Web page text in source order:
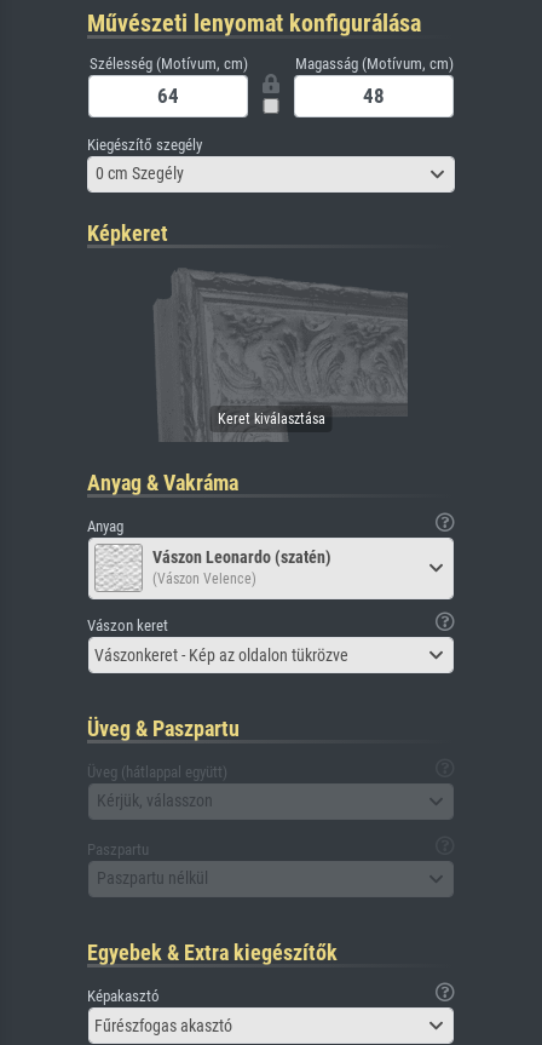
Művészeti lenyomat konfigurálása
Szélesség (Motívum, cm) Magasság (Motívum, cm)
Kiegészítő szegély
0 cm Szegély
Képkeret
Anyag & Vakráma
Anyag
Vászon Leonardo (szatén)
(Vászon Velence)
Vászon keret
Vászonkeret - Kép az oldalon tükrözve
Üveg & Paszpartu
Üveg (hátlappal együtt)
Kérjük, válasszon
Paszpartu
Paszpartu nélkül
Egyebek & Extra kiegészítők
Képakasztó
Fűrészfogas akasztó